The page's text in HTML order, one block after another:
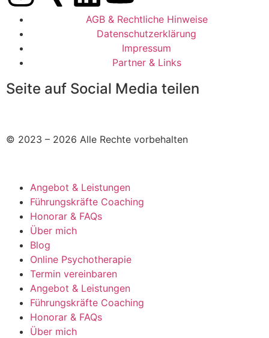
AGB & Rechtliche Hinweise
Datenschutzerklärung
Impressum
Partner & Links
Seite auf Social Media teilen
© 2023 – 2026 Alle Rechte vorbehalten
Angebot & Leistungen
Führungskräfte Coaching
Honorar & FAQs
Über mich
Blog
Online Psychotherapie
Termin vereinbaren
Angebot & Leistungen
Führungskräfte Coaching
Honorar & FAQs
Über mich